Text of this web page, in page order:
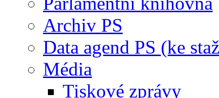
Archiv PS
Data agend PS (ke
Média
Tiskové zprávy